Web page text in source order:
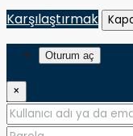
Karşılaştırmak
Oturum aç
×